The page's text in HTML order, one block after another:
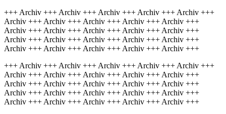
+++ Archiv +++ Archiv +++ Archiv +++ Archiv +++ Archiv +++
Archiv +++ Archiv +++ Archiv +++ Archiv +++ Archiv +++
Archiv +++ Archiv +++ Archiv +++ Archiv +++ Archiv +++
Archiv +++ Archiv +++ Archiv +++ Archiv +++ Archiv +++
Archiv +++ Archiv +++ Archiv +++ Archiv +++ Archiv +++
+++ Archiv +++ Archiv +++ Archiv +++ Archiv +++ Archiv +++
Archiv +++ Archiv +++ Archiv +++ Archiv +++ Archiv +++
Archiv +++ Archiv +++ Archiv +++ Archiv +++ Archiv +++
Archiv +++ Archiv +++ Archiv +++ Archiv +++ Archiv +++
Archiv +++ Archiv +++ Archiv +++ Archiv +++ Archiv +++